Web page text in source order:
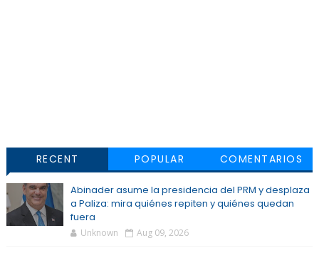
RECENT POPULAR COMENTARIOS
Abinader asume la presidencia del PRM y desplaza
a Paliza: mira quiénes repiten y quiénes quedan
fuera
Unknown Aug 09, 2026